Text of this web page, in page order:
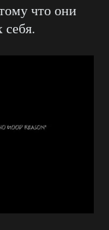
что они